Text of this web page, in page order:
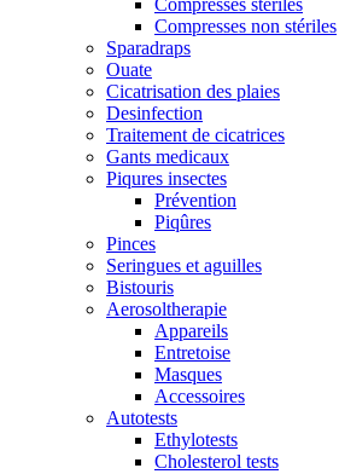
Compresses non stériles
Sparadraps
Ouate
Cicatrisation des plaies
Desinfection
Traitement de cicatrices
Gants medicaux
Piqures insectes
Prévention
Piqûres
Pinces
Seringues et aguilles
Bistouris
Aerosoltherapie
Appareils
Entretoise
Masques
Accessoires
Autotests
Ethylotests
Cholesterol tests